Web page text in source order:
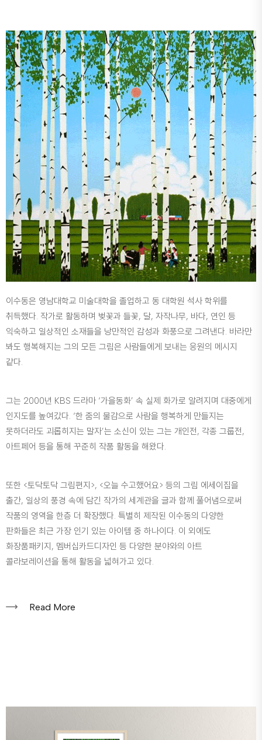
이수동은 영남대학교 미술대학을 졸업하고 동 대학원 석사 학위를
취득했다. 작가로 활동하며 벚꽃과 들꽃, 달, 자작나무, 바다, 연인 등
익숙하고 일상적인 소재들을 낭만적인 감성과 화풍으로 그려낸다. 바라만
봐도 행복해지는 그의 모든 그림은 사람들에게 보내는 응원의 메시지
같다.
그는 2000년 KBS 드라마 ‘가을동화’ 속 실제 화가로 알려지며 대중에게
인지도를 높여갔다. ‘한 줌의 물감으로 사람을 행복하게 만들지는
못하더라도 괴롭히지는 말자’는 소신이 있는 그는 개인전, 각종 그룹전,
아트페어 등을 통해 꾸준히 작품 활동을 해왔다.
또한 <토닥토닥 그림편지>, <오늘 수고했어요> 등의 그림 에세이집을
출간, 일상의 풍경 속에 담긴 작가의 세계관을 글과 함께 풀어냄으로써
작품의 영역을 한층 더 확장했다. 특별히 제작된 이수동의 다양한
판화들은 최근 가장 인기 있는 아이템 중 하나이다. 이 외에도
화장품패키지, 멤버십카드디자인 등 다양한 분야와의 아트
콜라보레이션을 통해 활동을 넓혀가고 있다.
Read More